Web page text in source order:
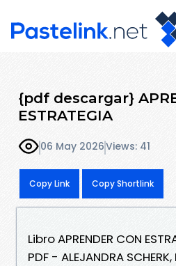
{pdf descargar}
ESTRATEGIA
06 May 2026Views: 41
Copy Link Copy Shortlink
Libro APRENDER CON
PDF - ALEJANDRA SCHERK,